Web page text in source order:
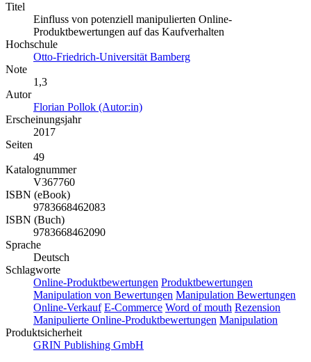
Titel
Einfluss von potenziell manipulierten Online-
Produktbewertungen auf das Kaufverhalten
Hochschule
Otto-Friedrich-Universität Bamberg
Note
1,3
Autor
Florian Pollok (Autor:in)
Erscheinungsjahr
2017
Seiten
49
Katalognummer
V367760
ISBN (eBook)
9783668462083
ISBN (Buch)
9783668462090
Sprache
Deutsch
Schlagworte
Online-Produktbewertungen Produktbewertungen
Manipulation von Bewertungen Manipulation Bewertungen
Online-Verkauf E-Commerce Word of mouth Rezension
Manipulierte Online-Produktbewertungen Manipulation
Produktsicherheit
GRIN Publishing GmbH